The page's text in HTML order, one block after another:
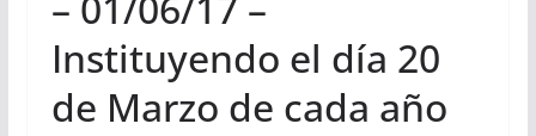
Instituyendo el día 20
de Marzo de cada año